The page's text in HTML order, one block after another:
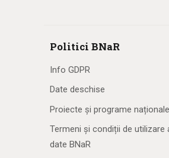
Politici BNaR
Info GDPR
Date deschise
Proiecte și programe naționale
Termeni și condiții de utilizare
date BNaR